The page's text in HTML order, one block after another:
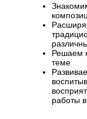
Решаем
теме
работы